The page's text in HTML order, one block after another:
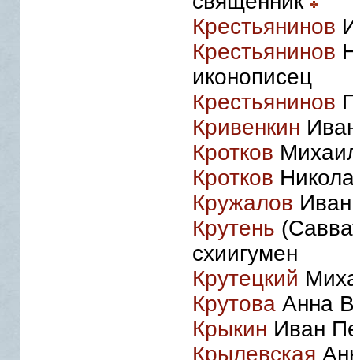
Крестьянинов
Крестьянинов
иконописец
Крестьянинов
Кривенкин
Кротков
Кротков
Кружалов
Крутень
схиигумен
Крутецкий
КрутоваАнна
Крыкин Иван
Крылевская